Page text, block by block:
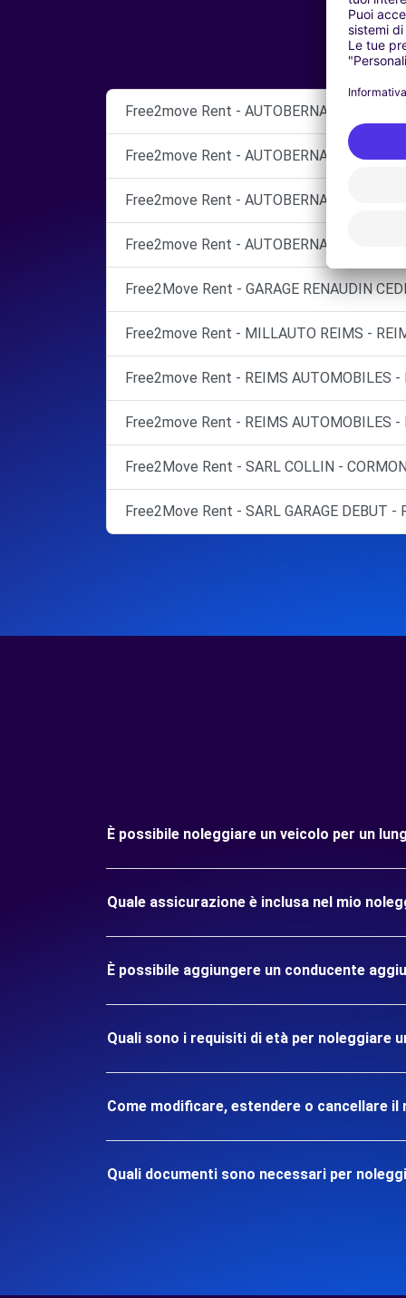
Free2move Rent - AUTOBERNARD
Free2move Rent - AUTOBERNARD
Free2move Rent - AUTOBERNARD
Free2move Rent - AUTOBERNARD
Free2Move Rent - GARAGE RENAUDIN
Free2move Rent - MILLAUTO REIMS -
Free2move Rent - REIMS AUTOMOBILES -
Free2move Rent - REIMS AUTOMOBILES -
Free2Move Rent - SARL COLLIN -
Free2Move Rent - SARL GARAGE DEBUT -
È possibile noleggiare un veicolo per un
Quale assicurazione è inclusa nel mio
È possibile aggiungere un conducente
Quali sono i requisiti di età per noleggiare
Come modificare, estendere o cancellare il
Quali documenti sono necessari per